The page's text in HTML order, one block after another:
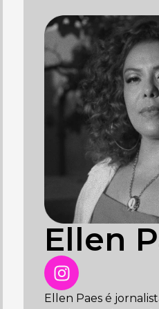
Centro Afrocarioca
e FLUP. Nos últimos
coordenou as mídias
produção
Internacional Brasil.
Ellen
Ellen Paes é